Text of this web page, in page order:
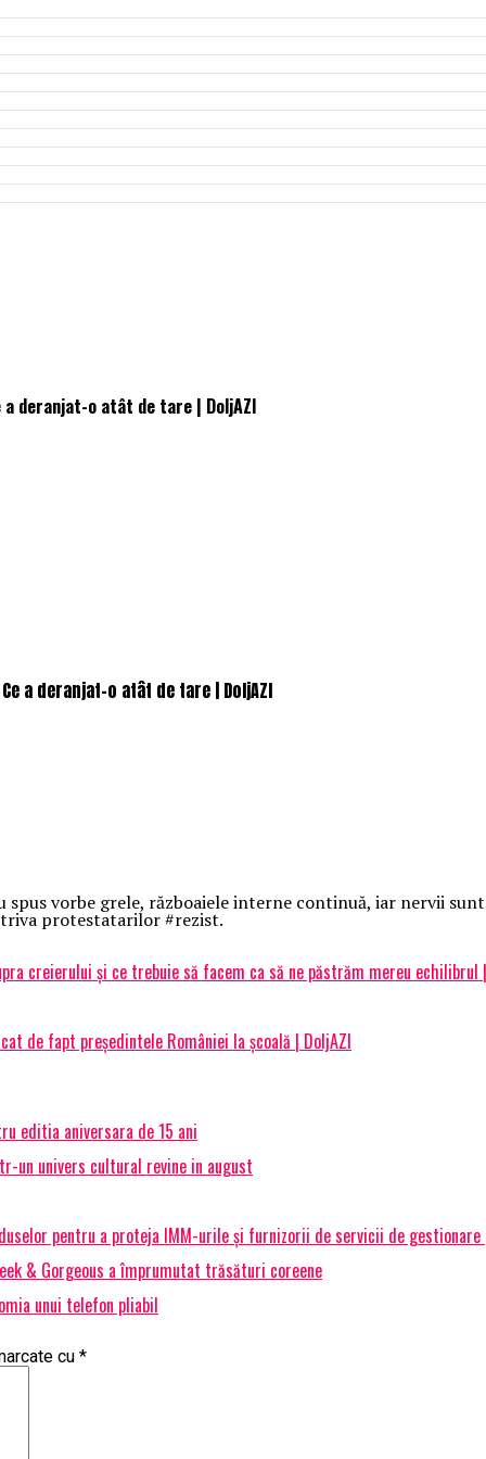
a deranjat-o atât de tare | DoljAZI
a deranjat-o atât de tare | DoljAZI
spus vorbe grele, războaiele interne continuă, iar nervii
protestatarilor #rezist.
creierului și ce trebuie să facem ca să ne păstrăm mereu echilibrul
de fapt președintele României la școală | DoljAZI
editia aniversara de 15 ani
un univers cultural revine in august
pentru a proteja IMM-urile și furnizorii de servicii de gestionare
& Gorgeous a împrumutat trăsături coreene
unui telefon pliabil
cu *